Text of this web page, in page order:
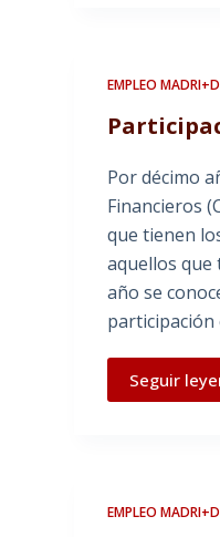
EMPLEO MADRI+D
Por décimo
Financieros
que tienen
aquellos que
año se
Seguir
EMPLEO MADRI+D